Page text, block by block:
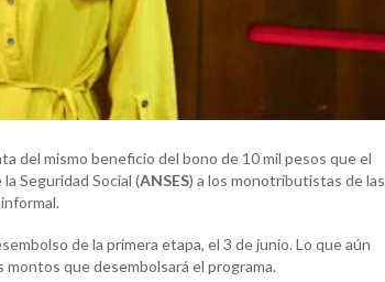
del mismo beneficio del bono de 10 mil pesos que el
Seguridad Social (ANSES) a los monotributistas de las
de la primera etapa, el 3 de junio. Lo que aún
que desembolsará el programa.